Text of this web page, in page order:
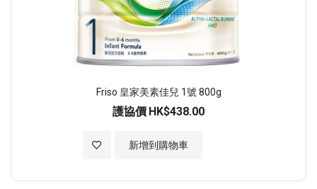
Friso 皇家美素佳兒 1號 800g
護協價 HK$438.00
新增到購物車
加入至願望清單